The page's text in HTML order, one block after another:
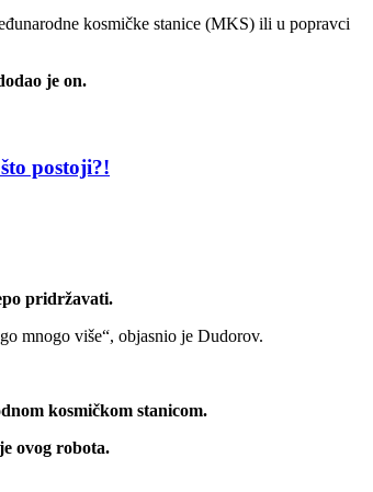
kosmičke stanice (MKS) ili u popravci
je on.
postoji?!
pridržavati.
mnogo više“, objasnio je Dudorov.
kosmičkom stanicom.
ovog robota.